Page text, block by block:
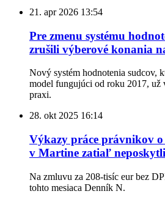
21. apr 2026 13:54
Pre zmenu systému
zrušili výberové konania
Nový systém hodnotenia sudcov,
model fungujúci od roku 2017,
praxi.
28. okt 2025 16:14
Výkazy práce právnikov o
v Martine zatiaľ neposkytli
Na zmluvu za 208-tisíc eur bez
tohto mesiaca Denník N.